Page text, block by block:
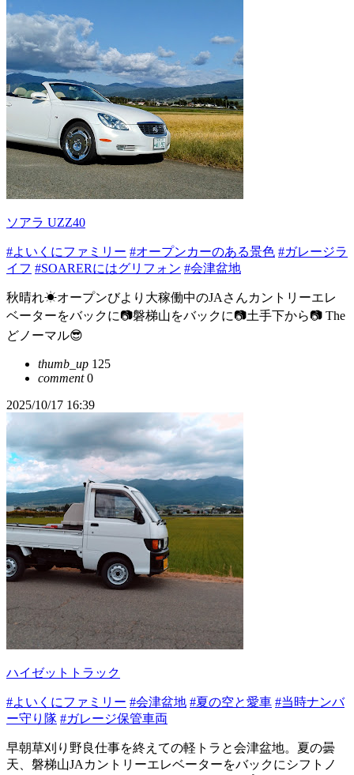
ソアラ UZZ40
#よいくにファミリー #オープンカーのある景色 #ガレージラ
イフ #SOARERにはグリフォン #会津盆地
秋晴れ☀オープンびより大稼働中のJAさんカントリーエレ
ベーターをバックに📷️磐梯山をバックに📷️土手下から📷️ The
どノーマル😎
thumb_up 125
comment0
2025/10/17 16:39
ハイゼットトラック
#よいくにファミリー #会津盆地 #夏の空と愛車 #当時ナンバ
ー守り隊 #ガレージ保管車両
早朝草刈り野良仕事を終えての軽トラと会津盆地。夏の曇
天、磐梯山JAカントリーエレベーターをバックにシフトノ